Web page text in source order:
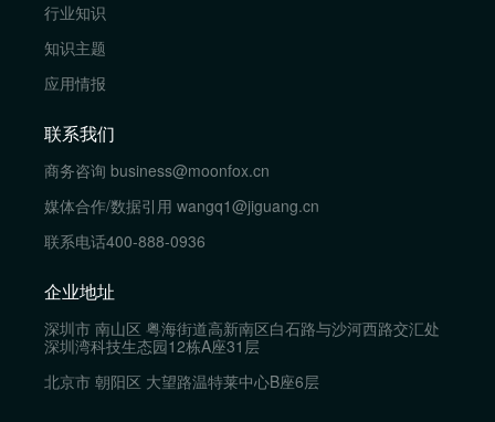
行业知识
知识主题
应用情报
联系我们
商务咨询 business@moonfox.cn
媒体合作/数据引用 wangq1@jiguang.cn
联系电话400-888-0936
企业地址
深圳市 南山区 粤海街道高新南区白石路与沙河西路交汇处
深圳湾科技生态园12栋A座31层
北京市 朝阳区 大望路温特莱中心B座6层